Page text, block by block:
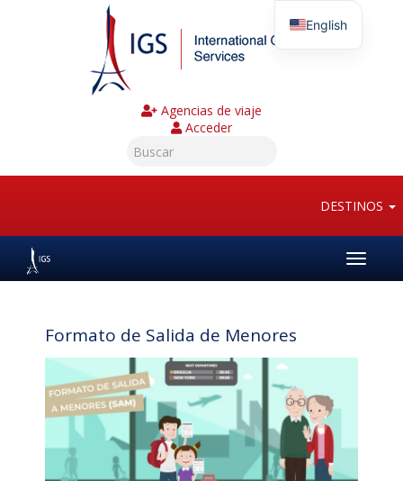
Agencias de viaje
Acceder
DESTINOS
Toggle
Formato de Salida de Menores
English